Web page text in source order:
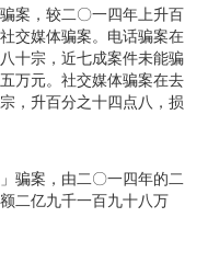
案，较二〇一四年上升百
交媒体骗案。电话骗案在
十宗，近七成案件未能骗
万元。社交媒体骗案在去
，升百分之十四点八，损
骗案，由二〇一四年的二
二亿九千一百九十八万